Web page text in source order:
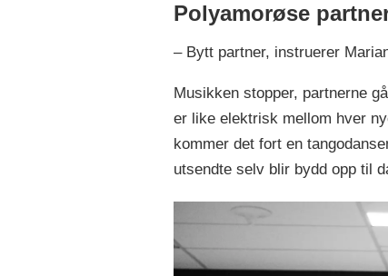
Polyamorøse
– Bytt partner, instruerer
Musikken stopper, partnerne
er like elektrisk mellom hver
kommer det fort en
utsendte selv blir bydd opp til